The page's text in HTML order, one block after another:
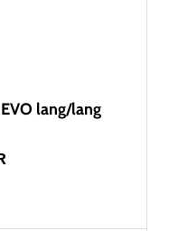
lang/lang